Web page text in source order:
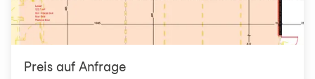
Preis auf Anfrage